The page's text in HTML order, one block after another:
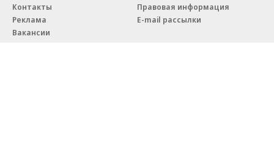
Контакты
Реклама
Вакансии
Правовая информация
E-mail рассылки